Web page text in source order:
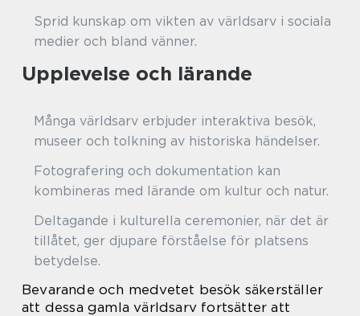
Sprid kunskap om vikten av världsarv i sociala
medier och bland vänner.
Upplevelse och lärande
Många världsarv erbjuder interaktiva besök,
museer och tolkning av historiska händelser.
Fotografering och dokumentation kan
kombineras med lärande om kultur och natur.
Deltagande i kulturella ceremonier, när det är
tillåtet, ger djupare förståelse för platsens
betydelse.
Bevarande och medvetet besök säkerställer
att dessa gamla världsarv fortsätter att